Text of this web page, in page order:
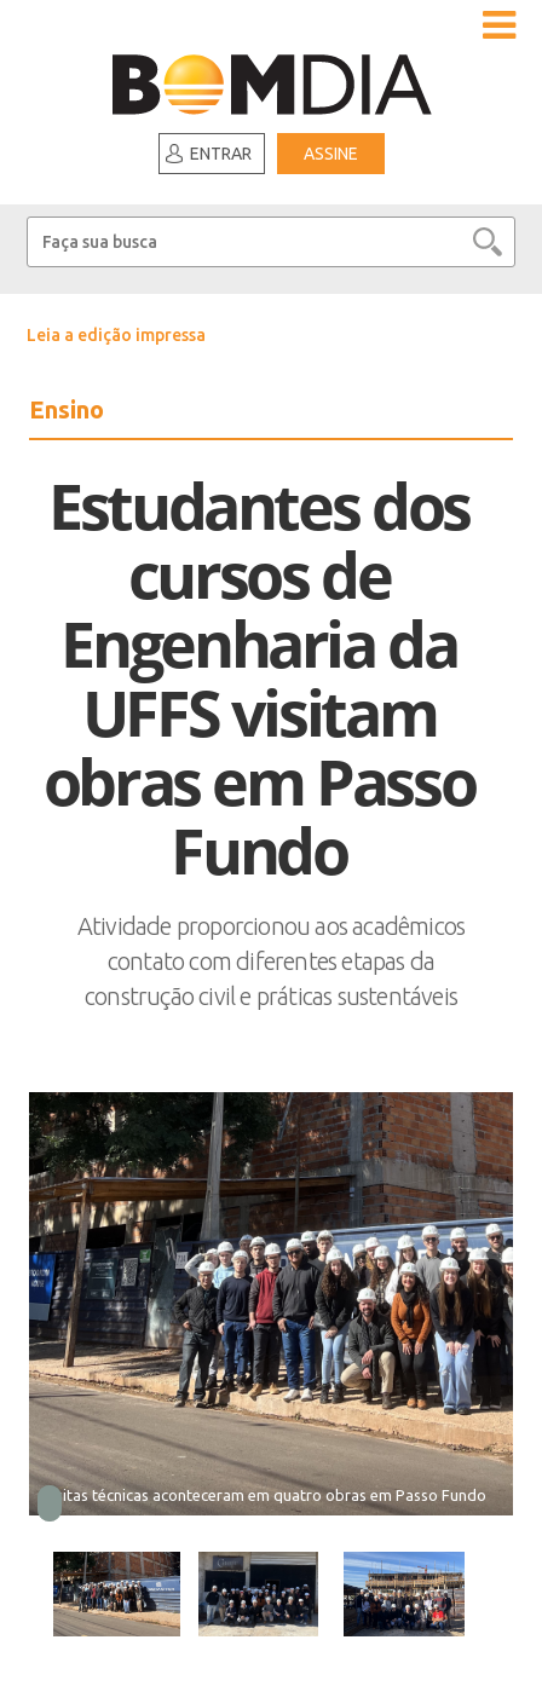
ENTRAR ASSINE
Leia a edição impressa
Ensino
Estudantes dos
cursos de
Engenharia da
UFFS visitam
obras em Passo
Fundo
Atividade proporcionou aos acadêmicos
contato com diferentes etapas da
construção civil e práticas sustentáveis
Visitas técnicas aconteceram em quatro obras em Passo Fundo